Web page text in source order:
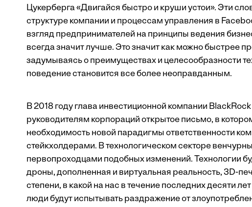
Цукерберга «Двигайся быстро и круши устои». Эти
структуре компании и процессам управления в
взгляд предпринимателей на принципы ведения
всегда значит лучше. Это значит как можно быстрее
задумываясь о преимуществах и целесообразности
поведение становится все более неоправданным.
В 2018 году глава инвестиционной компании
руководителям корпораций открытое письмо, в
необходимость новой парадигмы ответственности
стейкхолдерами. В технологическом секторе
первопроходцами подобных изменений. Технологии
дроны, дополненная и виртуальная реальность, 3D-
степени, в какой на нас в течение последних десяти
люди будут испытывать раздражение от